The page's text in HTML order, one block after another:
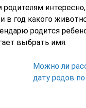
в год какого
родится
выбрать имя.
Можно ли
дату родов по